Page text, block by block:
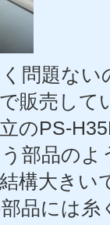
問題ない
販売して
のPS-
部品のよ
構大きい
品には